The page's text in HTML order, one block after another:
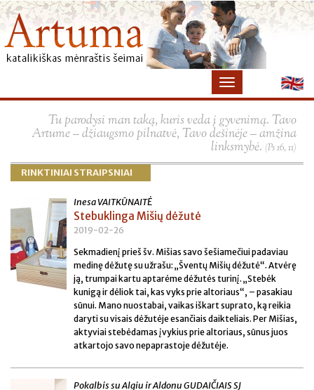
Tu parodysi man taką, kuris veda į gyvenimą. Tavo
Artume – džiaugsmo pilnatvė, Tavo dešinėje – amžina
linksmybė. (Ps 16, 11)
RINKTINIAI STRAIPSNIAI
Inesa VAITKŪNAITĖ
Stebuklinga Mišių dėžutė
2019-02-26
Sekmadienį prieš šv. Mišias savo šešiamečiui padaviau
medinę dėžutę su užrašu: „Šventų Mišių dėžutė“. Atvėrę
ją, trumpai kartu aptarėme dėžutės turinį. „Stebėk
kunigą ir dėliok tai, kas vyks prie altoriaus“, – pasakiau
sūnui. Mano nuostabai, vaikas iškart suprato, ką reikia
daryti su visais dėžutėje esančiais daikteliais. Per Mišias,
aktyviai stebėdamas įvykius prie altoriaus, sūnus juos
atkartojo savo nepaprastoje dėžutėje.
Pokalbis su Algiu ir Aldonu GUDAIČIAIS SJ
×